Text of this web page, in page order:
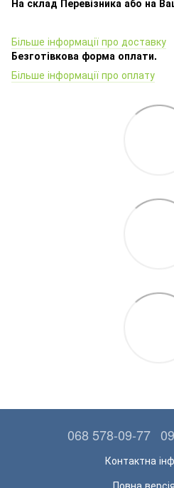
Більше інформації про доставку
Безготівкова форма оплати.
Більше інформації про оплату
068 578-09-77
Контактна
Повна